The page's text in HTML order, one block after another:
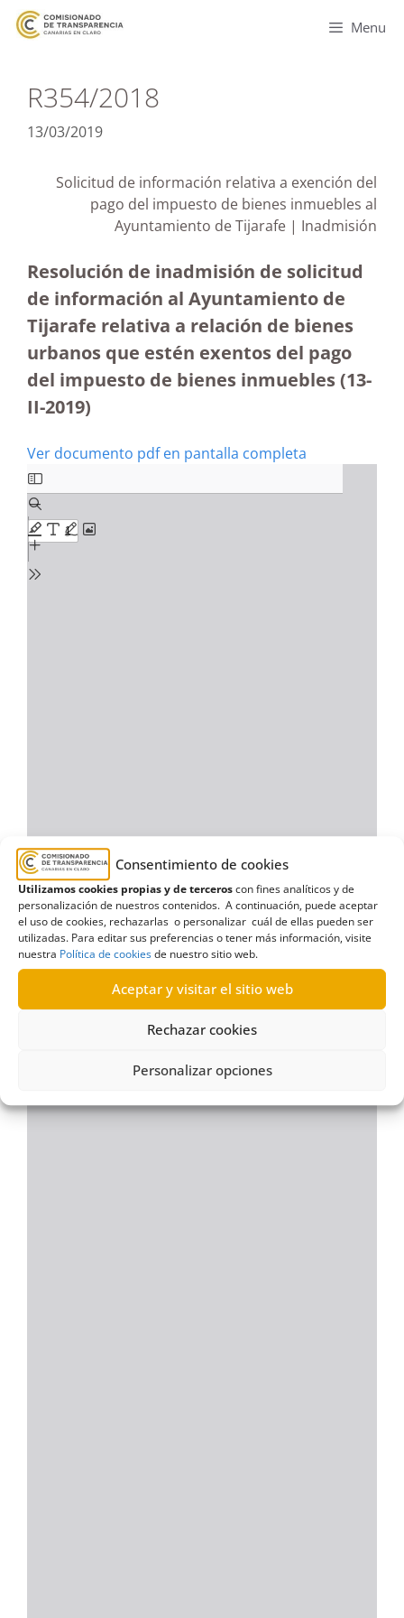
Consentimiento de cookies
Utilizamos cookies propias y de terceroscon fines analíticos y de
personalización de nuestros contenidos. A continuación, puede aceptar
el uso de cookies, rechazarlas o personalizar cuál de ellas pueden ser
utilizadas. Para editar sus preferencias o tener más información, visite
nuestra Política de cookiesde nuestro sitio web.
Aceptar y visitar el sitio web
Rechazar cookies
Personalizar opciones
Menu
R354/2018
13/03/2019
Solicitud de información relativa a exención del
pago del impuesto de bienes inmuebles al
Ayuntamiento de Tijarafe | Inadmisión
Resolución de inadmisión de solicitud
de información al Ayuntamiento de
Tijarafe relativa a relación de bienes
urbanos que estén exentos del pago
del impuesto de bienes inmuebles (13-
II-2019)
Ver documento pdf en pantalla completa